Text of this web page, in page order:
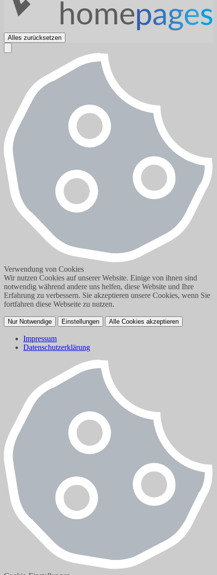
Alles zurücksetzen
Verwendung von Cookies
Wir nutzen Cookies auf unserer Website. Einige von ihnen sind
notwendig während andere uns helfen, diese Website und Ihre
Erfahrung zu verbessern. Sie akzeptieren unsere Cookies, wenn Sie
fortfahren diese Webseite zu nutzen.
Nur Notwendige Einstellungen Alle Cookies akzeptieren
Impressum
Datenschutzerklärung